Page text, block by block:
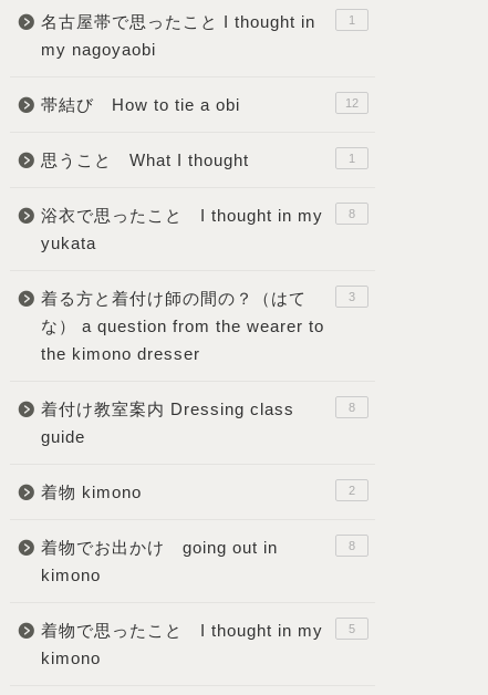
名古屋帯で思ったこと I thought in
my nagoyaobi
1
帯結び How to tie a obi 12
思うこと What I thought 1
浴衣で思ったこと I thought in my
yukata
8
着る方と着付け師の間の？（はて
な） a question from the wearer to
the kimono dresser
3
着付け教室案内 Dressing class
guide
8
着物 kimono 2
着物でお出かけ going out in
kimono
8
着物で思ったこと I thought in my
kimono
5